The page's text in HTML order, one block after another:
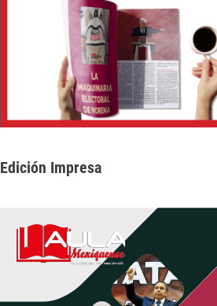
Edición Impresa